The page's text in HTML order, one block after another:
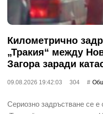
Километрично
„Тракия“ между
Загора заради
09.08.2026 19:42:03 304
Сериозно задръстване се е